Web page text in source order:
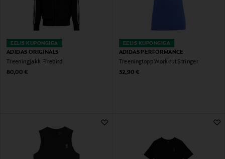
EELIS KUPONGIGA
ADIDAS ORIGINALS
Treeningjakk Firebird
Original Price
80,00 €
EELIS KUPONGIGA
ADIDAS PERFORMANCE
Treeningtopp Workout Stringer
Original Price
32,90 €